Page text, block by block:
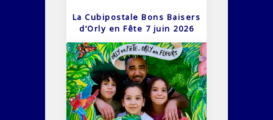
La Cubipostale Bons Baisers
d’Orly en Fête 7 juin 2026